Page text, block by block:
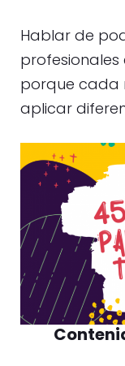
Hablar de
profesionales
porque cada
aplicar